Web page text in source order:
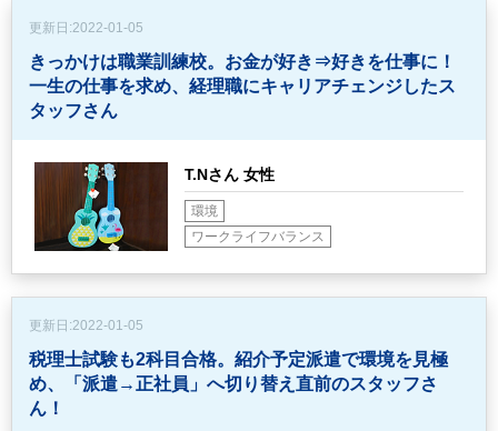
更新日:2022-01-05
きっかけは職業訓練校。お金が好き⇒好きを仕事に！
一生の仕事を求め、経理職にキャリアチェンジしたス
タッフさん
T.Nさん 女性
環境
ワークライフバランス
更新日:2022-01-05
税理士試験も2科目合格。紹介予定派遣で環境を見極
め、
「派遣→正社員」へ切り替え直前のスタッフさ
ん！